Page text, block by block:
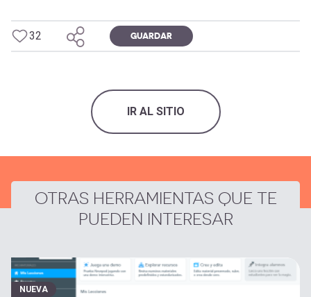
32 GUARDAR
IR AL SITIO
OTRAS HERRAMIENTAS QUE TE
PUEDEN INTERESAR
NUEVA